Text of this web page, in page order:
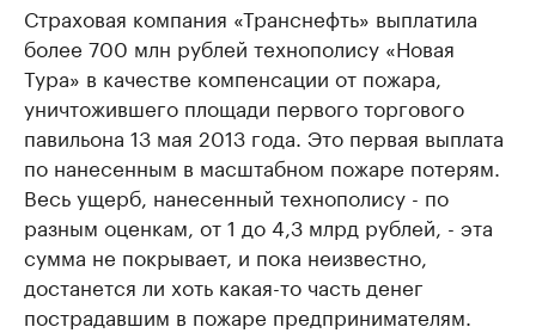
Страховая компания «Транснефть» выплатила
более 700 млн рублей технополису «Новая
Тура» в качестве компенсации от пожара,
уничтожившего площади первого торгового
павильона 13 мая 2013 года. Это первая выплата
по нанесенным в масштабном пожаре потерям.
Весь ущерб, нанесенный технополису - по
разным оценкам, от 1 до 4,3 млрд рублей, - эта
сумма не покрывает, и пока неизвестно,
достанется ли хоть какая-то часть денег
пострадавшим в пожаре предпринимателям.